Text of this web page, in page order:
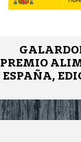
PREMIO
ESPAÑA,